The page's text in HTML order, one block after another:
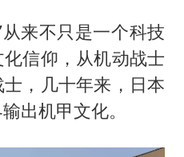
来不只是一个科技
信仰，从机动战士
，几十年来，日本
出机甲文化。